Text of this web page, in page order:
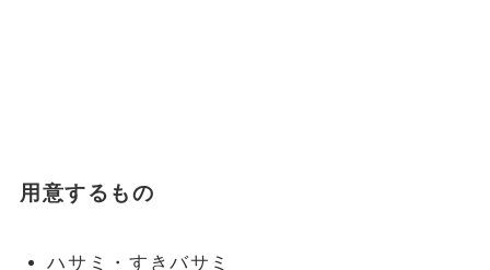
用意するもの
ハサミ・すきバサミ